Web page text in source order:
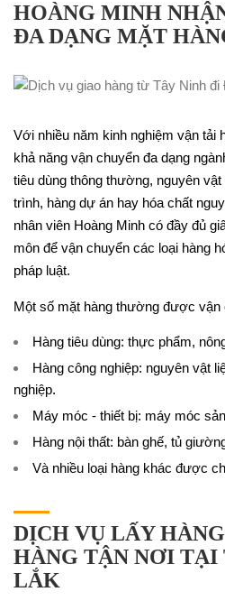
HOÀNG MINH
ĐA DẠNG MẶT
Với nhiều năm kinh nghiệm vận tải
khả năng vận chuyển đa dạng
tiêu dùng thông thường, nguyên
trình, hàng dự án hay hóa chất
nhân viên Hoàng Minh có đầy đủ
môn để vận chuyển các loại hàng
pháp luật.
Một số mặt hàng thường được vận
Hàng tiêu dùng: thực phẩm,
Hàng công nghiệp: nguyên vật
nghiệp.
Máy móc - thiết bị: máy móc
Hàng nội thất: bàn ghế, tủ
Và nhiều loại hàng khác được
DỊCH VỤ LẤY
HÀNG TẬN NƠI
LẮK